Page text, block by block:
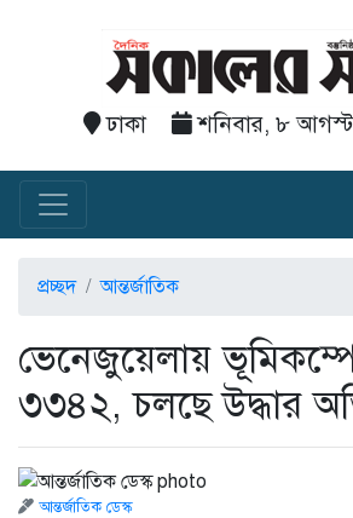
ঢাকা শনিবার, ৮
প্রচ্ছদ আন্তর্জাতিক
ভেনেজুয়েলায়
৩৩৪২, চলছে উদ্ধার
আন্তর্জাতিক ডেস্ক